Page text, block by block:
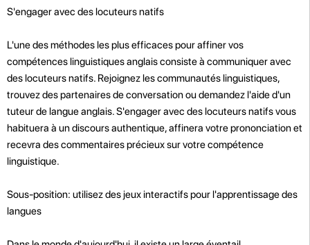
S'engager avec des locuteurs natifs
L'une des méthodes les plus efficaces pour affiner vos
compétences linguistiques anglais consiste à communiquer avec
des locuteurs natifs. Rejoignez les communautés linguistiques,
trouvez des partenaires de conversation ou demandez l'aide d'un
tuteur de langue anglais. S'engager avec des locuteurs natifs vous
habituera à un discours authentique, affinera votre prononciation et
recevra des commentaires précieux sur votre compétence
linguistique.
Sous-position: utilisez des jeux interactifs pour l'apprentissage des
langues